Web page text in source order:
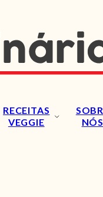
RECEITAS
VEGGIE
NÓS